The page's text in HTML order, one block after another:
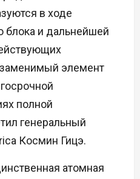
в ходе
блока и дальнейшей
элемент
полной
генеральный
Космин Гицэ.
атомная